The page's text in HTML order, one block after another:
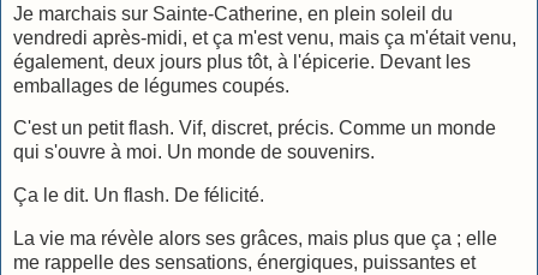
Je marchais sur Sainte-Catherine, en plein soleil du
vendredi après-midi, et ça m'est venu, mais ça m'était venu,
également, deux jours plus tôt, à l'épicerie. Devant les
emballages de légumes coupés.
C'est un petit flash. Vif, discret, précis. Comme un monde
qui s'ouvre à moi. Un monde de souvenirs.
Ça le dit. Un flash. De félicité.
La vie ma révèle alors ses grâces, mais plus que ça ; elle
me rappelle des sensations, énergiques, puissantes et